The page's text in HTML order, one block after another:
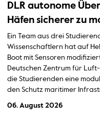
DLR autonome
Häfen sicherer zu
Ein Team aus drei
Wissenschaftlern hat auf
Boot mit Sensoren
Deutschen Zentrum für
die Studierenden eine
den Schutz maritimer
06. August 2026